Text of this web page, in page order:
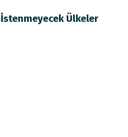
Ülkeler